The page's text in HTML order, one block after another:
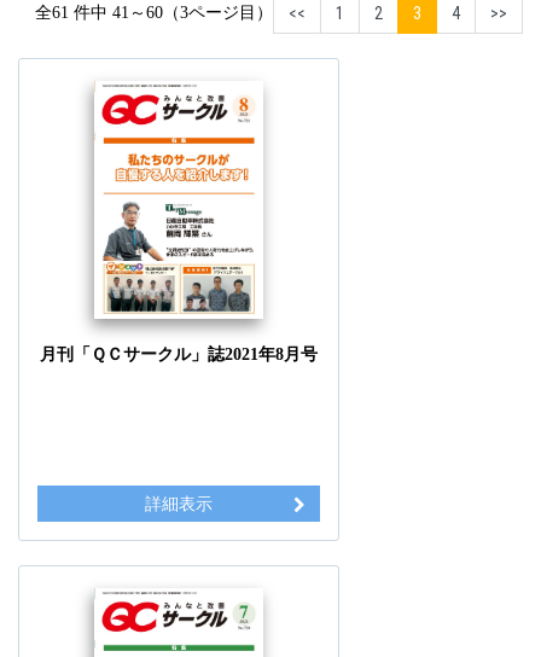
全61 件中 41～60（3ページ目） << 1 2 3 4 >>
月刊「ＱＣサークル」誌2021年8月号
詳細表示